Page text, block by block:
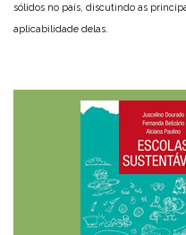
sólidos no país, discutindo as
aplicabilidade delas.